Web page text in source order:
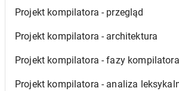
Projekt kompilatora - przegląd
Projekt kompilatora - architektura
Projekt kompilatora - fazy kompilatora
Projekt kompilatora - analiza